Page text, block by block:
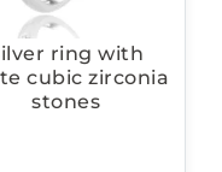
ring with
cubic zirconia
stones